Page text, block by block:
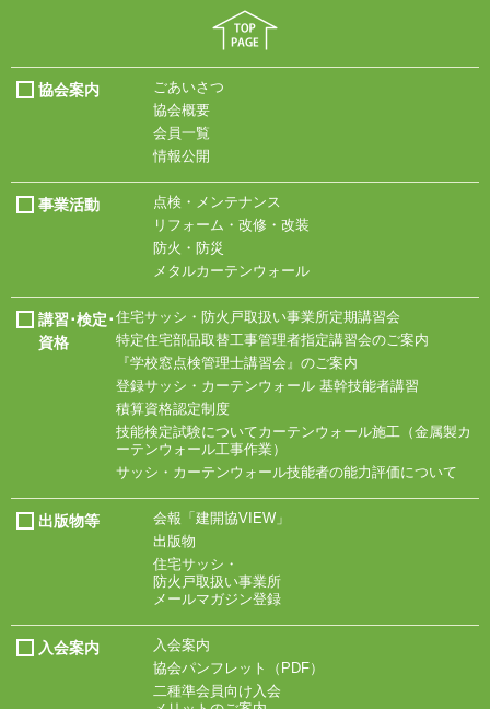
協会案内
ごあいさつ
協会概要
会員一覧
情報公開
事業活動
点検・メンテナンス
リフォーム・改修・改装
防火・防災
メタルカーテンウォール
講習･検定･
資格
住宅サッシ・ 防火戸取扱い事業所定期講習会
特定住宅部品取替工事管理者指定講習会のご案内
『学校窓点検管理士講習会』のご案内
登録サッシ・ カーテンウォール 基幹技能者講習
積算資格認定制度
技能検定試験についてカーテンウォール施工 （金属製カ
ーテンウォール工事作業）
サッシ・ カーテンウォール技能者の能力評価について
出版物等
会報「建開協VIEW」
出版物
住宅サッシ・
防火戸取扱い事業所
メールマガジン登録
入会案内
入会案内
協会パンフレット
（PDF）
二種準会員向け入会